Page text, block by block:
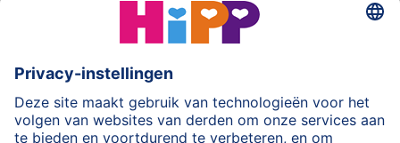
HiPP Melkbereidingen
HiPP Babyvoeding
HiPP tijdens de Zwangerschap
Privacyverklaring Gebruiksvoorwaarden